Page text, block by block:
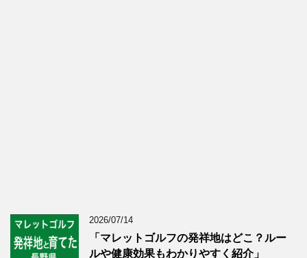
2026/07/14
「マレットゴルフの発祥地はどこ？ルー
ルや健康効果もわかりやすく紹介」